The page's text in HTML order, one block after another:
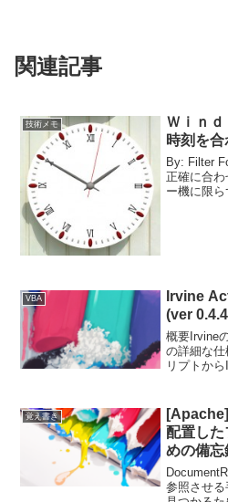
関連記事
技術メモ
Ｗｉｎ
時刻を
By: Filter
正確に合
ー機に限
VBA
Irvine
(ver
概要Irvine
の詳細な
リプトか
トを生成
覚え書き
配置した
めの備忘
参照させ